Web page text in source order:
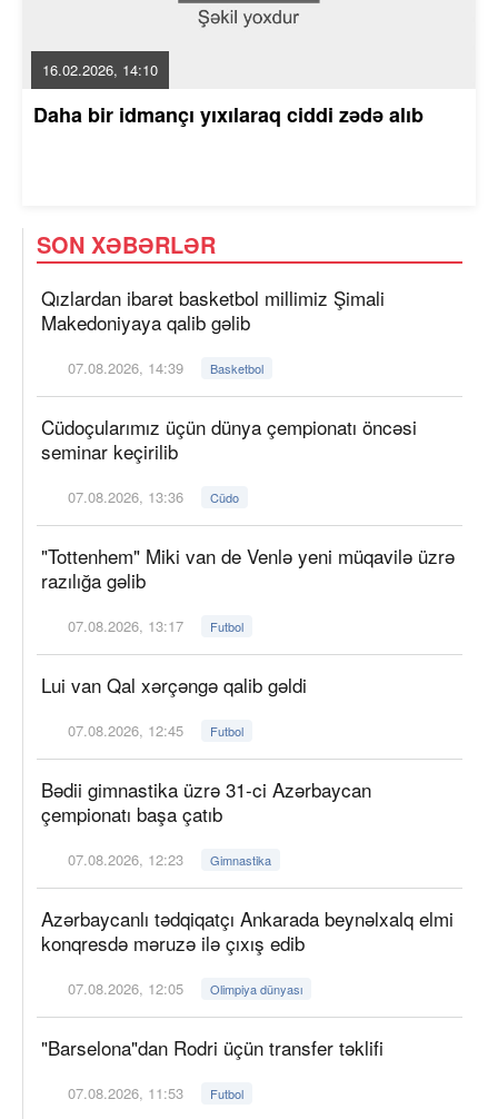
16.02.2026, 14:10
Daha bir idmançı yıxılaraq ciddi zədə alıb
SON XƏBƏRLƏR
Qızlardan ibarət basketbol millimiz Şimali
Makedoniyaya qalib gəlib
07.08.2026, 14:39 Basketbol
Cüdoçularımız üçün dünya çempionatı öncəsi
seminar keçirilib
07.08.2026, 13:36 Cüdo
"Tottenhem" Miki van de Venlə yeni müqavilə üzrə
razılığa gəlib
07.08.2026, 13:17 Futbol
Lui van Qal xərçəngə qalib gəldi
07.08.2026, 12:45 Futbol
Bədii gimnastika üzrə 31-ci Azərbaycan
çempionatı başa çatıb
07.08.2026, 12:23 Gimnastika
Azərbaycanlı tədqiqatçı Ankarada beynəlxalq elmi
konqresdə məruzə ilə çıxış edib
07.08.2026, 12:05 Olimpiya dünyası
"Barselona"dan Rodri üçün transfer təklifi
07.08.2026, 11:53 Futbol